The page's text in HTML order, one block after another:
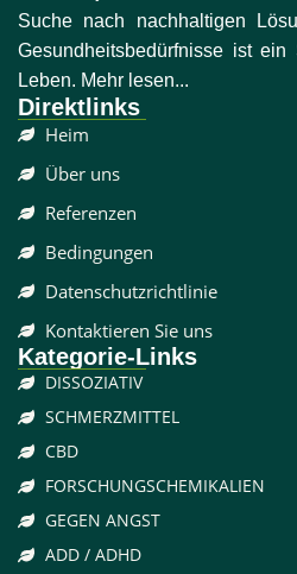
Suche nach nachhaltigen
Gesundheitsbedürfnisse ist
Leben. Mehr lesen...
Direktlinks
Heim
Über uns
Referenzen
Bedingungen
Datenschutzrichtlinie
Kontaktieren Sie uns
Kategorie-Links
DISSOZIATIV
SCHMERZMITTEL
CBD
FORSCHUNGSCHEMIKALIEN
GEGEN ANGST
ADD / ADHD